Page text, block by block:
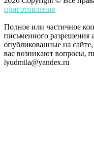
приготовление
Полное или частичное
письменного разрешения
опубликованные на
вас возникают вопросы,
lyudmila@yandex.ru